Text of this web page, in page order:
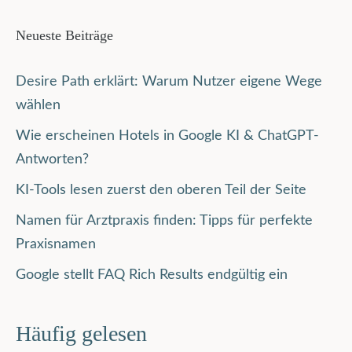
Neueste Beiträge
Desire Path erklärt: Warum Nutzer eigene Wege
wählen
Wie erscheinen Hotels in Google KI & ChatGPT-
Antworten?
KI-Tools lesen zuerst den oberen Teil der Seite
Namen für Arztpraxis finden: Tipps für perfekte
Praxisnamen
Google stellt FAQ Rich Results endgültig ein
Häufig gelesen